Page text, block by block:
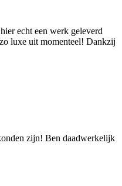
echt een werk geleverd
luxe uit momenteel! Dankzij
zijn! Ben daadwerkelijk